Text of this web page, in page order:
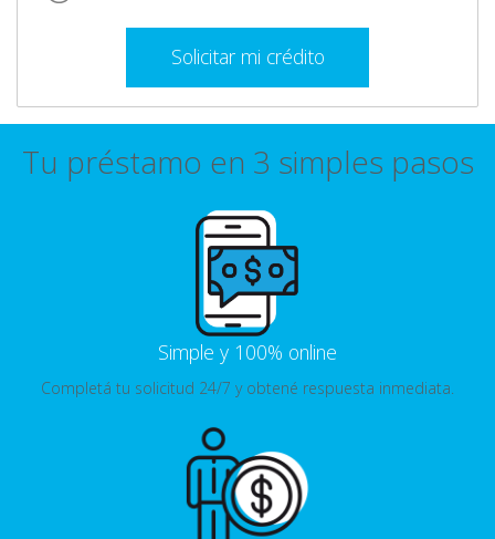
Solicitar mi crédito
Tu préstamo en 3 simples pasos
Simple y 100% online
Completá tu solicitud 24/7 y obtené respuesta inmediata.